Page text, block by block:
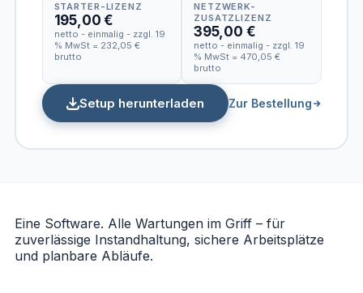
STARTER-LIZENZ
195,00 €
netto - einmalig - zzgl. 19
% MwSt = 232,05 €
brutto
NETZWERK-
ZUSATZLIZENZ
395,00 €
netto - einmalig - zzgl. 19
% MwSt = 470,05 €
brutto
Setup herunterladen Zur Bestellung
Eine Software. Alle Wartungen im Griff – für
zuverlässige Instandhaltung, sichere Arbeitsplätze
und planbare Abläufe.